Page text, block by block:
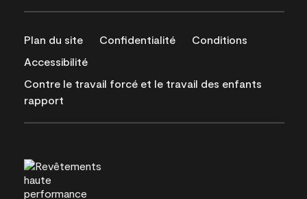
Plan du site Confidentialité
Conditions
Accessibilité
Contre le travail forcé et le travail des enfants
rapport